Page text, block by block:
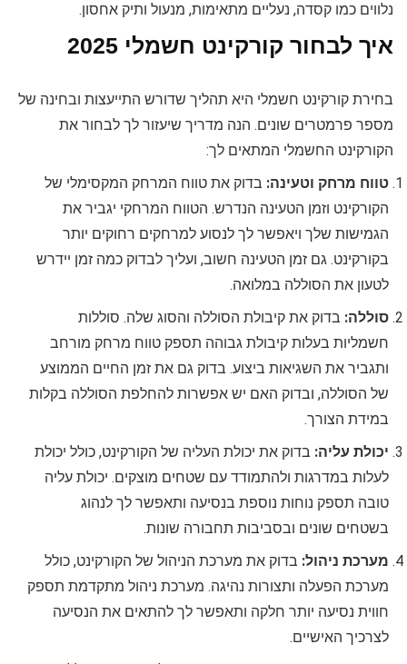
נלווים כמו קסדה, נעליים מתאימות, מנעול ותיק אחסון.
איך לבחור קורקינט חשמלי 2025
בחירת קורקינט חשמלי היא תהליך שדורש התייעצות ובחינה של
מספר פרמטרים שונים. הנה מדריך שיעזור לך לבחור את
הקורקינט החשמלי המתאים לך:
טווח מרחק וטעינה: בדוק את טווח המרחק המקסימלי של
הקורקינט וזמן הטעינה הנדרש. הטווח המרחקי יגביר את
הגמישות שלך ויאפשר לך לנסוע למרחקים רחוקים יותר
בקורקינט. גם זמן הטעינה חשוב, ועליך לבדוק כמה זמן יידרש
לטעון את הסוללה במלואה.
סוללה: בדוק את קיבולת הסוללה והסוג שלה. סוללות
חשמליות בעלות קיבולת גבוהה תספק טווח מרחק מורחב
ותגביר את השגיאות ביצוע. בדוק גם את זמן החיים הממוצע
של הסוללה, ובדוק האם יש אפשרות להחלפת הסוללה בקלות
במידת הצורך.
יכולת עליה: בדוק את יכולת העליה של הקורקינט, כולל יכולת
לעלות במדרגות ולהתמודד עם שטחים מוצקים. יכולת עליה
טובה תספק נוחות נוספת בנסיעה ותאפשר לך לנהוג
בשטחים שונים ובסביבות תחבורה שונות.
מערכת ניהול: בדוק את מערכת הניהול של הקורקינט, כולל
מערכת הפעלה ותצורות נהיגה. מערכת ניהול מתקדמת תספק
חווית נסיעה יותר חלקה ותאפשר לך להתאים את הנסיעה
לצרכיך האישיים.